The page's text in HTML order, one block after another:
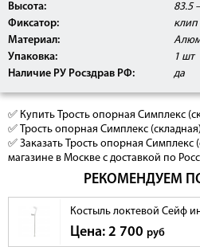
Высота:
83.5
Фиксатор:
клип
Материал:
Упаковка:
1 шт
Наличие РУ Росздрав РФ:
да
✅ Купить Трость опорная Симплекс
✅ Трость опорная Симплекс
✅ Заказать Трость опорная Симплекс
магазине в Москве с доставкой по
РЕКОМЕНДУЕМ
Костыль локтевой Сейф
Цена: 2 700 руб